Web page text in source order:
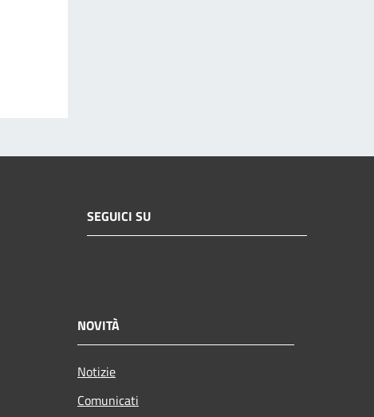
SEGUICI SU
NOVITÀ
Notizie
Comunicati